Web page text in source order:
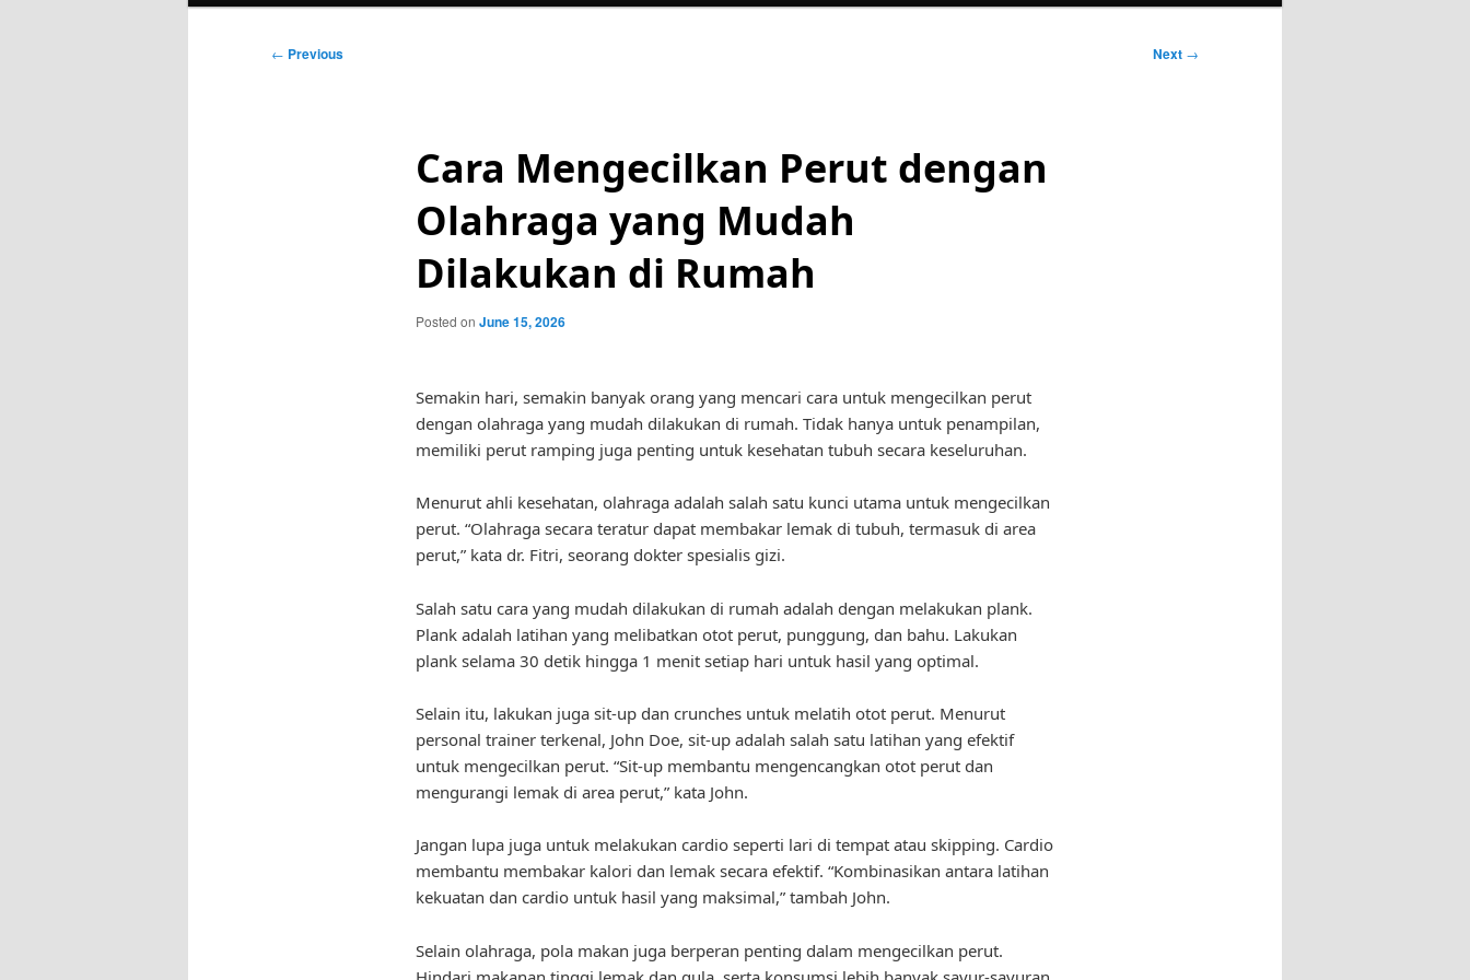
Post
← Previous Next →
Cara Mengecilkan Perut dengan
Olahraga yang Mudah
Dilakukan di Rumah
Posted on June 15, 2026
Semakin hari, semakin banyak orang yang mencari cara untuk mengecilkan perut
dengan olahraga yang mudah dilakukan di rumah. Tidak hanya untuk penampilan,
memiliki perut ramping juga penting untuk kesehatan tubuh secara keseluruhan.
Menurut ahli kesehatan, olahraga adalah salah satu kunci utama untuk mengecilkan
perut. “Olahraga secara teratur dapat membakar lemak di tubuh, termasuk di area
perut,” kata dr. Fitri, seorang dokter spesialis gizi.
Salah satu cara yang mudah dilakukan di rumah adalah dengan melakukan plank.
Plank adalah latihan yang melibatkan otot perut, punggung, dan bahu. Lakukan
plank selama 30 detik hingga 1 menit setiap hari untuk hasil yang optimal.
Selain itu, lakukan juga sit-up dan crunches untuk melatih otot perut. Menurut
personal trainer terkenal, John Doe, sit-up adalah salah satu latihan yang efektif
untuk mengecilkan perut. “Sit-up membantu mengencangkan otot perut dan
mengurangi lemak di area perut,” kata John.
Jangan lupa juga untuk melakukan cardio seperti lari di tempat atau skipping. Cardio
membantu membakar kalori dan lemak secara efektif. “Kombinasikan antara latihan
kekuatan dan cardio untuk hasil yang maksimal,” tambah John.
Selain olahraga, pola makan juga berperan penting dalam mengecilkan perut.